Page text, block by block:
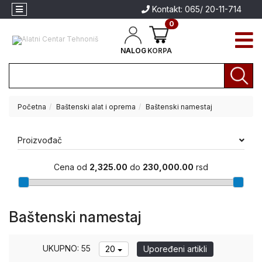
Kontakt: 065/ 20-11-714
NALOG KORPA
0
Aparati za
zavarivanje
Električni
Akumulatorski
Akcija
Aparati
za
Brendovi
Početna Baštenski alat i oprema Baštenski namestaj
Proizvođač
Cena od 2,325.00 do 230,000.00 rsd
Baštenski namestaj
UKUPNO: 55 20 Upoređeni artikli